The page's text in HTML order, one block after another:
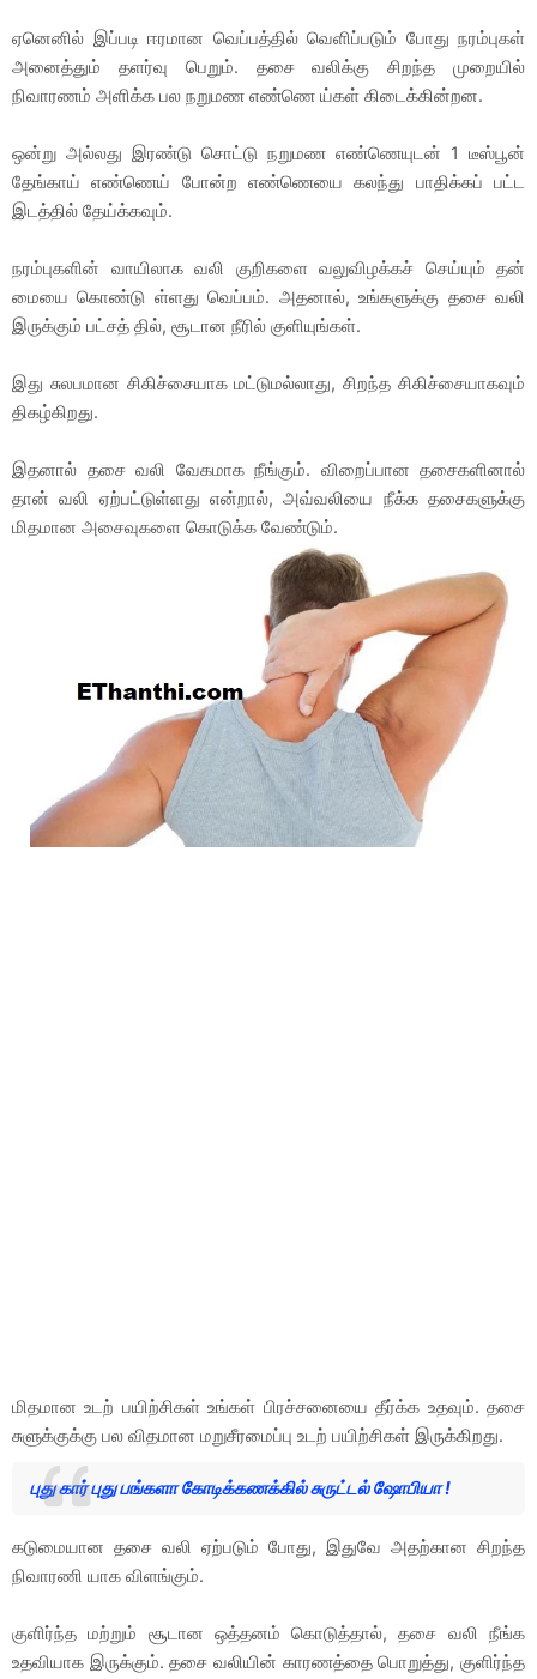
ஏனெனில் இப்படி ஈரமான வெப்பத்தில் வெளிப்படும் போது நரம்புகள்
அனைத்தும் தளர்வு பெறும். தசை வலிக்கு சிறந்த முறையில்
நிவாரணம் அளிக்க பல நறுமண எண்ணெ ய்கள் கிடைக்கின்றன.
ஒன்று அல்லது இரண்டு சொட்டு நறுமண எண்ணெயுடன் 1 டீஸ்பூன்
தேங்காய் எண்ணெய் போன்ற எண்ணெயை கலந்து பாதிக்கப் பட்ட
இடத்தில் தேய்க்கவும்.
நரம்புகளின் வாயிலாக வலி குறிகளை வலுவிழக்கச் செய்யும் தன்
மையை கொண்டு ள்ளது வெப்பம். அதனால், உங்களுக்கு தசை வலி
இருக்கும் பட்சத் தில், சூடான நீரில் குளியுங்கள்.
இது சுலபமான சிகிச்சையாக மட்டுமல்லாது, சிறந்த சிகிச்சையாகவும்
திகழ்கிறது.
இதனால் தசை வலி வேகமாக நீங்கும். விறைப்பான தசைகளினால்
தான் வலி ஏற்பட்டுள்ளது என்றால், அவ்வலியை நீக்க தசைகளுக்கு
மிதமான அசைவுகளை கொடுக்க வேண்டும்.
மிதமான உடற் பயிற்சிகள் உங்கள் பிரச்சனையை தீர்க்க உதவும். தசை
சுளுக்குக்கு பல விதமான மறுசீரமைப்பு உடற் பயிற்சிகள் இருக்கிறது.
புது கார் புது பங்களா கோடிக்கணக்கில் சுருட்டல் ஷோபியா !
கடுமையான தசை வலி ஏற்படும் போது, இதுவே அதற்கான சிறந்த
நிவாரணி யாக விளங்கும்.
குளிர்ந்த மற்றும் சூடான ஒத்தனம் கொடுத்தால், தசை வலி நீங்க
உதவியாக இருக்கும். தசை வலியின் காரணத்தை பொறுத்து, குளிர்ந்த